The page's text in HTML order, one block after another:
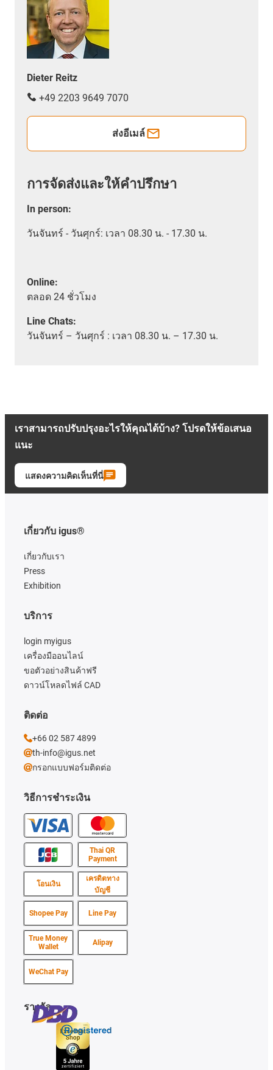
Dieter Reitz
+49 2203 9649 7070
ส่งอีเมล์
การจัดส่งและให้คำปรึกษา
In person:
วันจันทร์ - วันศุกร์: เวลา 08.30 น. - 17.30 น.
Online:
ตลอด 24 ชั่วโมง
Line Chats:
วันจันทร์ – วันศุกร์ : เวลา 08.30 น. – 17.30 น.
เราสามารถปรับปรุงอะไรให้คุณได้บ้าง? โปรดให้ข้อเสนอ
แนะ
แสดงความคิดเห็นที่นี่
เกี่ยวกับ igus®
เกี่ยวกับเรา
Press
Exhibition
วิธีการชำระเงิน
Thai QR
Payment
โอนเงิน
เครดิตทาง
บัญชี
Shopee Pay Line Pay
True Money
Wallet
Alipay
WeChat Pay
บริการ
login myigus
เครื่องมืออนไลน์
ขอตัวอย่างสินค้าฟรี
ดาวน์โหลดไฟล์ CAD
รางวัล
ติดต่อ
+66 02 587 4899
th-info@igus.net
กรอกแบบฟอร์มติดต่อ